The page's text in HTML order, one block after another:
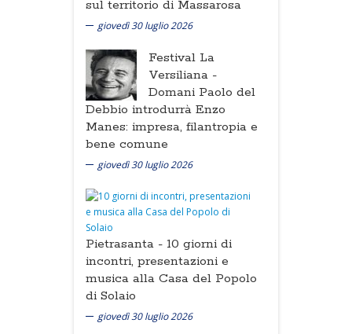
sul territorio di Massarosa
giovedì 30 luglio 2026
Festival La
Versiliana -
Domani Paolo del
Debbio introdurrà Enzo
Manes: impresa, filantropia e
bene comune
giovedì 30 luglio 2026
Pietrasanta - 10 giorni di
incontri, presentazioni e
musica alla Casa del Popolo
di Solaio
giovedì 30 luglio 2026